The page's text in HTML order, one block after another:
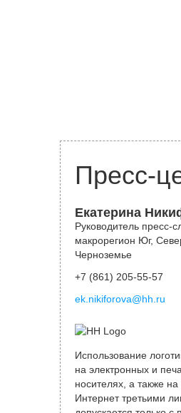
Пресс-
Екатерина
Руководитель пресс-
макрорегион Юг,
Черноземье
+7 (861) 205-55-57
ek.nikiforova@hh.ru
Использование
на электронных и
носителях, а также на
Интернет третьими